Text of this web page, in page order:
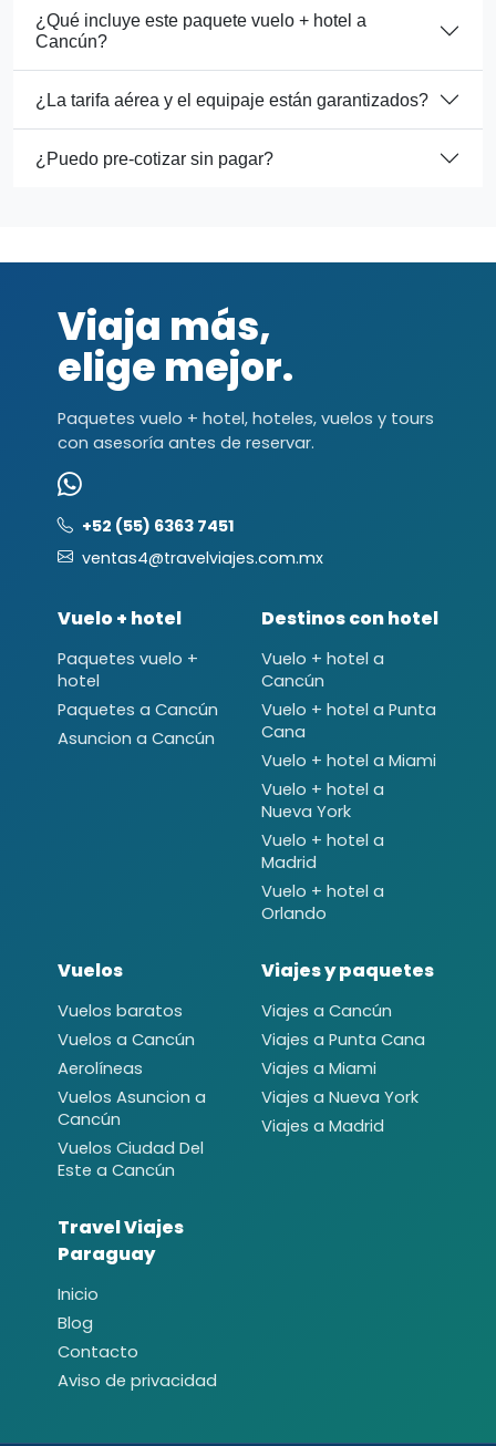
¿Qué incluye este paquete vuelo + hotel a
Cancún?
¿La tarifa aérea y el equipaje están garantizados?
¿Puedo pre-cotizar sin pagar?
Viaja más,
elige mejor.
Paquetes vuelo + hotel, hoteles, vuelos y tours
con asesoría antes de reservar.
+52 (55) 6363 7451
ventas4@travelviajes.com.mx
Vuelo + hotel
Paquetes vuelo +
hotel
Paquetes a Cancún
Asuncion a Cancún
Destinos con hotel
Vuelo + hotel a
Cancún
Vuelo + hotel a Punta
Cana
Vuelo + hotel a Miami
Vuelo + hotel a
Nueva York
Vuelo + hotel a
Madrid
Vuelo + hotel a
Orlando
Vuelos
Vuelos baratos
Vuelos a Cancún
Aerolíneas
Vuelos Asuncion a
Cancún
Vuelos Ciudad Del
Este a Cancún
Viajes y paquetes
Viajes a Cancún
Viajes a Punta Cana
Viajes a Miami
Viajes a Nueva York
Viajes a Madrid
Travel Viajes
Paraguay
Inicio
Blog
Contacto
Aviso de privacidad